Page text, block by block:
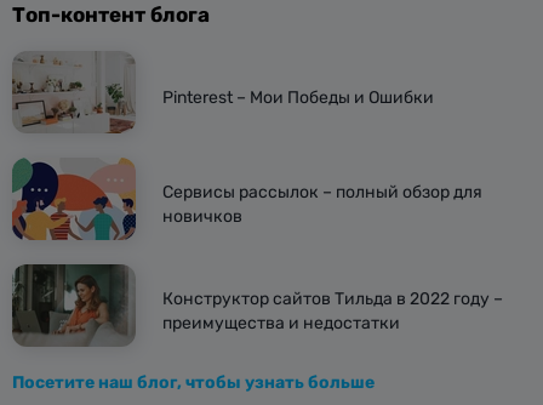
Топ-контент блога
Pinterest – Мои Победы и Ошибки
Сервисы рассылок – полный обзор для
новичков
Конструктор сайтов Тильда в 2022 году –
преимущества и недостатки
Посетите наш блог, чтобы узнать больше